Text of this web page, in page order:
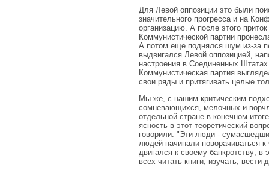
Для Левой оппозиции это были
значительного прогресса и на
организацию. А после этого
Коммунистической партии
А потом еще поднялся шум из-за
выдвигался Левой оппозицией,
настроения в Соединенных
Коммунистическая партия
свои ряды и притягивать целые
Мы же, с нашим критическим
сомневающихся, мелочных и
отдельной стране в конечном
ясность в этот теоретический
говорили: "Эти люди -
людей начинали поворачиваться
двигался к своему банкротству;
всех читать книги, изучать,